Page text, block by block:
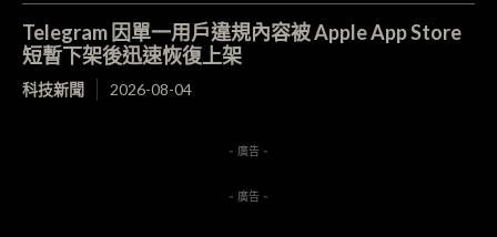
Telegram 因單一用戶違規內容被 Apple App Store
短暫下架後迅速恢復上架
科技新聞 2026-08-04
- 廣告 -
- 廣告 -